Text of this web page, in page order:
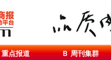
重点报道 Ｂ 周刊集群